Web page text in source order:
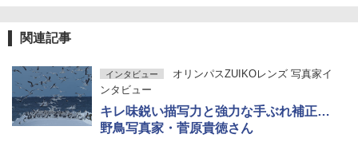
関連記事
インタビュー
オリンパスZUIKOレンズ 写真家イ
ンタビュー
キレ味鋭い描写力と強力な手ぶれ補正…
野鳥写真家・菅原貴徳さん